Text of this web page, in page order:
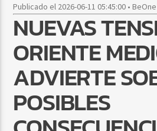
Publicado el 2026-06-11 05:45:00 •
NUEVAS
ORIENTE
ADVIERTE
POSIBLES